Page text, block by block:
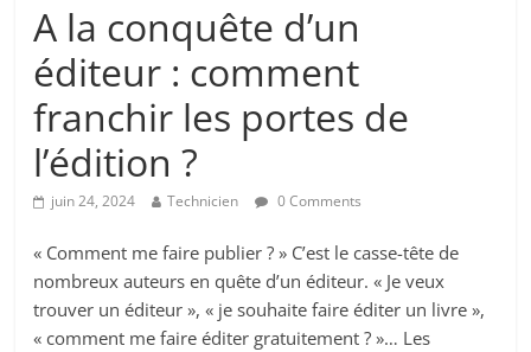
A la conquête d’un
éditeur : comment
franchir les portes de
l’édition ?
juin 24, 2024 Technicien 0 Comments
« Comment me faire publier ? » C’est le casse-tête de
nombreux auteurs en quête d’un éditeur. « Je veux
trouver un éditeur », « je souhaite faire éditer un livre »,
« comment me faire éditer gratuitement ? »… Les